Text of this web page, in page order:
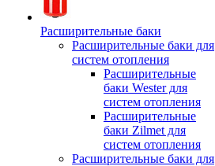
Расширительные баки
Расширительные баки для
систем отопления
Расширительные
баки Wester для
систем отопления
Расширительные
баки Zilmet для
систем отопления
Расширительные баки для